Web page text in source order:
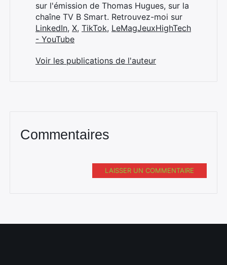
sur l'émission de Thomas Hugues, sur la
chaîne TV B Smart. Retrouvez-moi sur
LinkedIn, X, TikTok, LeMagJeuxHighTech
- YouTube
Voir les publications de l'auteur
Commentaires
LAISSER UN COMMENTAIRE